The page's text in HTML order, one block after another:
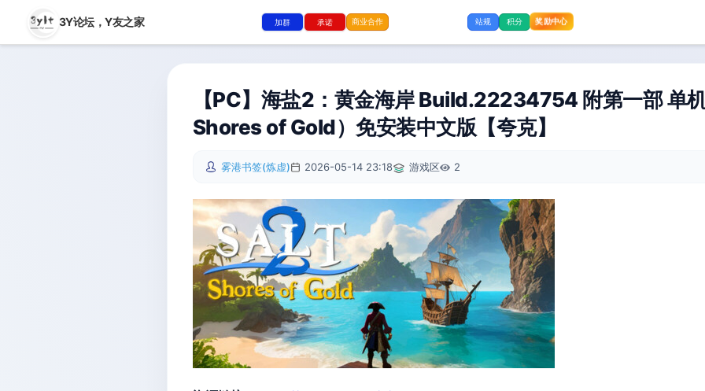
3Y论坛，Y友之家 加群 承诺 商业合作 站规 积分 奖励中心
【PC】海盐2：黄金海岸 Build.22234754 附第一部 单
Shores of Gold）免安装中文版【夸克】
雾港书签(炼虚) 2026-05-14 23:18 游戏区 2